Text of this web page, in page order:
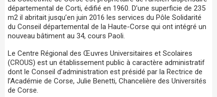
départemental de Corti, édifié en 1960. D’une superficie de 235
m2 il abritait jusqu’en juin 2016 les services du Pôle Solidarité
du Conseil départemental de la Haute-Corse qui ont intégré un
nouveau bâtiment au 34, cours Paoli.
Le Centre Régional des Œuvres Universitaires et Scolaires
(CROUS) est un établissement public à caractère administratif
dont le Conseil d’administration est présidé par la Rectrice de
l’Académie de Corse, Julie Benetti, Chancelière des Universités
de Corse.